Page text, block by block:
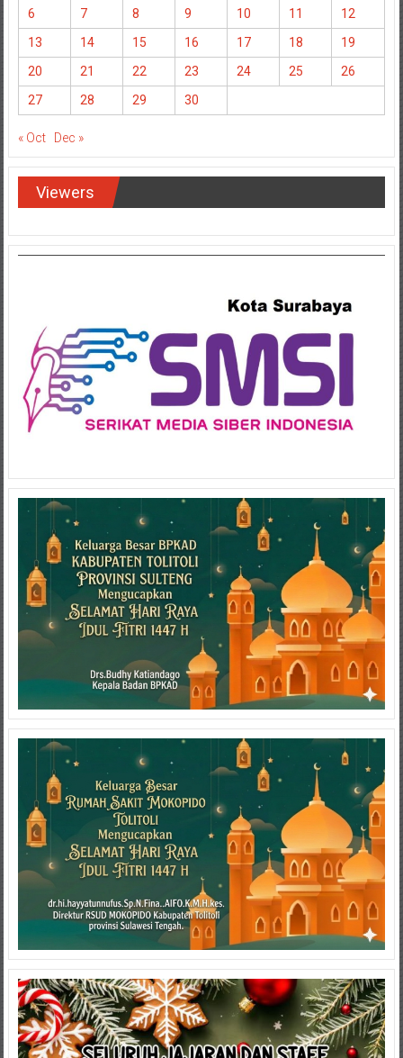
6 7 8 9 10 11
12
13
14 15 16 17 18
19
20
21 22 23 24 25
26
27
28 29 30
« Oct Dec »
Viewers